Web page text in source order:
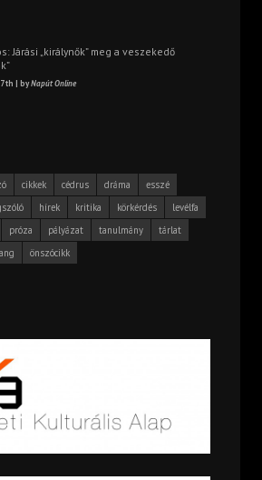
Járási „királynők” meg a veszekedő
| byNapút Online
cikkek cédrus dráma
esszé
hírek kritika körkérdés
levélfa
próza pályázat tanulmány
tárlat
önszócikk